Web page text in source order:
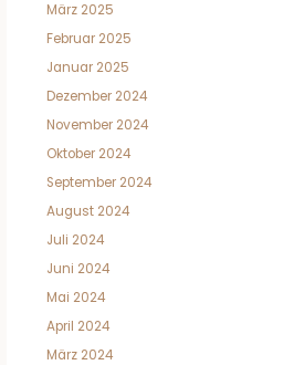
März 2025
Februar 2025
Januar 2025
Dezember 2024
November 2024
Oktober 2024
September 2024
August 2024
Juli 2024
Juni 2024
Mai 2024
April 2024
März 2024